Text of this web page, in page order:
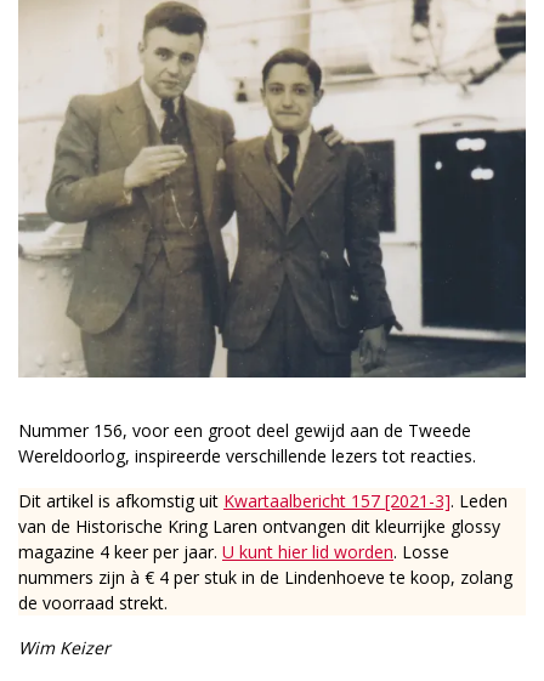
Nummer 156, voor een groot deel gewijd aan de Tweede
Wereldoorlog, inspireerde verschillende lezers tot reacties.
Dit artikel is afkomstig uit Kwartaalbericht 157 [2021-3]. Leden
van de Historische Kring Laren ontvangen dit kleurrijke glossy
magazine 4 keer per jaar. U kunt hier lid worden. Losse
nummers zijn à € 4 per stuk in de Lindenhoeve te koop, zolang
de voorraad strekt.
Wim Keizer